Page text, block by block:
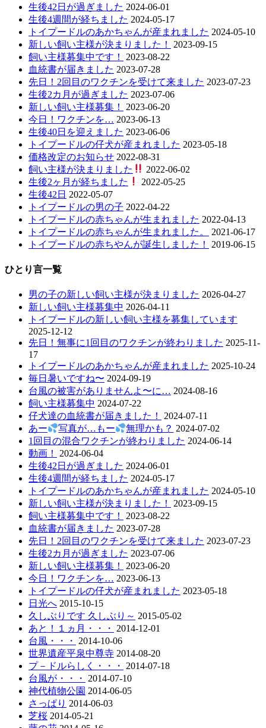
生後42日が過ぎました 2024-06-01
生後4週間が経ちました 2024-05-17
トイプードルのあかちゃんが産まれました 2024-05-10
新しい飼い主様が決まりました！
2023-09-15
飼い主様募集中です！
2023-08-22
血統書が届きました 2023-07-28
先日！2回目のワクチンを受けて来ました 2023-07-23
生後2カ月が過ぎました 2023-07-06
新しい飼い主様募集！
2023-06-20
今日！ワクチンを… 2023-06-13
生後40日を迎えました 2023-06-06
トイプードルの仔犬が産まれました 2023-05-18
価格改定のお知らせ 2022-08-31
飼い主様が決まりました
2022-06-02
生後2ヶ月が経ちました
2022-05-25
生後42日 2022-05-07
トイプードルの男の子 2022-04-22
トイプードルの赤ちゃんが生まれました 2022-04-13
トイプードルの赤ちゃんが生まれました。
2021-06-17
トイプードルの赤ちやんが誕生しました！
2019-06-15
ひとり言一覧
男の子の新しい飼い主様が決まりました 2026-04-27
新しい飼い主様募集中 2026-04-11
トイプードルの新しい飼い主様を募集しています
2025-12-12
先日！無事に1回目のワクチンが終わりました 2025-11-
17
トイプードルのあかちゃんが産まれました 2025-10-24
毎日暑いですね〜 2024-09-19
台風の被害がありませんよ〜に… 2024-08-16
飼い主様募集中 2024-07-22
仔犬達の血統書が届きました！
2024-07-11
あー
写真が…もー 無理かも？ 2024-07-02
1回目の混合ワクチンが終わりました 2024-06-14
動画！
2024-06-04
生後42日が過ぎました 2024-06-01
生後4週間が経ちました 2024-05-17
トイプードルのあかちゃんが産まれました 2024-05-10
新しい飼い主様が決まりました！
2023-09-15
飼い主様募集中です！
2023-08-22
血統書が届きました 2023-07-28
先日！2回目のワクチンを受けて来ました 2023-07-23
生後2カ月が過ぎました 2023-07-06
新しい飼い主様募集！
2023-06-20
今日！ワクチンを… 2023-06-13
トイプードルの仔犬が産まれました 2023-05-18
日光へ 2015-10-15
久しぶりです 久しぶり～ 2015-05-02
あと！１ヵ月・・・
2014-12-01
台風・・・
2014-10-06
世界遺産平泉中尊寺 2014-08-20
プ－ドルらしく・・・
2014-07-18
台風が・・・
2014-07-10
神代植物公園 2014-06-05
さっぱり 2014-06-03
芝桜 2014-05-21